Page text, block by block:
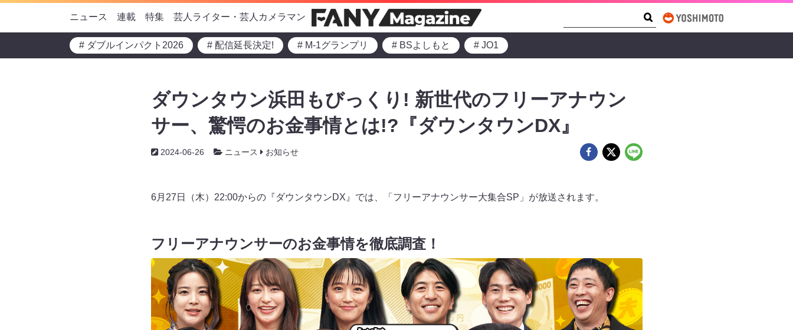
ニュース 連載 特集 芸人ライター・芸人カメラマン
# ダブルインパクト2026 # 配信延長決定! # M-1グランプリ # BSよしもと # JO1
ダウンタウン浜田もびっくり! 新世代のフリーアナウン
サー、驚愕のお金事情とは!?『ダウンタウンDX』
2024-06-26 ニュース お知らせ
6月27日（木）22:00からの『ダウンタウンDX』では、「フリーアナウンサー大集合SP」が放送されます。
フリーアナウンサーのお金事情を徹底調査！